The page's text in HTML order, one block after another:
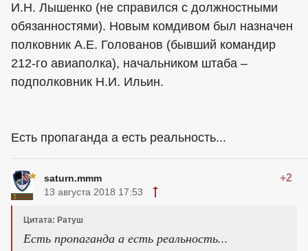
И.Н. Лышенко (не справился с должностными
обязанностями). Новым комдивом был назначен
полковник А.Е. Голованов (бывший командир
212-го авиаполка), начальником штаба –
подполковник Н.И. Ильин.
Есть пропаганда а есть реальность...
saturn.mmm +2
13 августа 2018 17:53
Цитата: Ратуш
Есть пропаганда а есть реальность...